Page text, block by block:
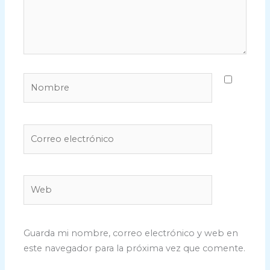
Guarda mi nombre, correo electrónico y web en
este navegador para la próxima vez que comente.